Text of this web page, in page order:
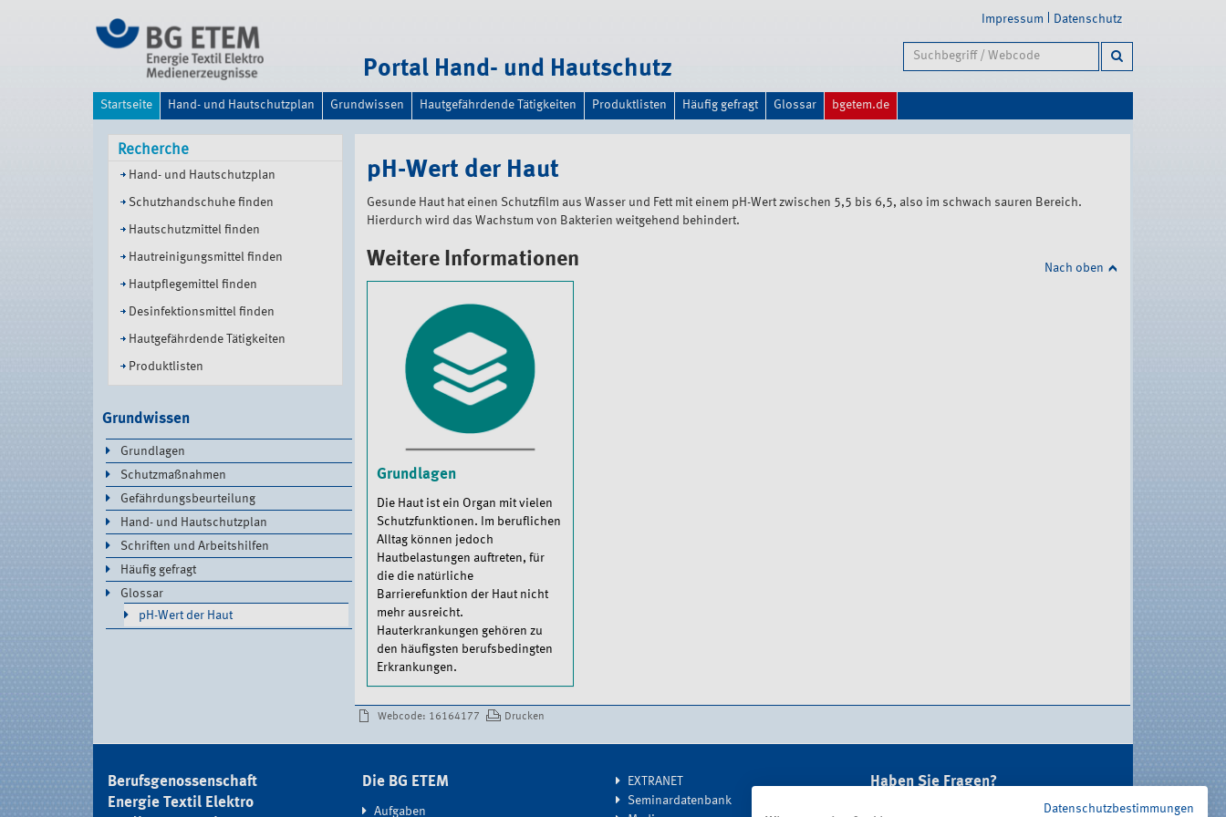
Portal Hand- und Hautschutz
Impressum Datenschutz
Startseite Hand- und Hautschutzplan Grundwissen Hautgefährdende Tätigkeiten Produktlisten Häufig gefragt Glossar bgetem.de
pH-Wert der Haut
Gesunde Haut hat einen Schutzfilm aus Wasser und Fett mit einem pH-Wert zwischen 5,5 bis 6,5, also im schwach sauren Bereich.
Hierdurch wird das Wachstum von Bakterien weitgehend behindert.
Nach oben
Weitere Informationen
Grundlagen
Die Haut ist ein Organ mit vielen
Schutzfunktionen. Im beruflichen
Alltag können jedoch
Hautbelastungen auftreten, für
die die natürliche
Barrierefunktion der Haut nicht
mehr ausreicht.
Hauterkrankungen gehören zu
den häufigsten berufsbedingten
Erkrankungen.
Recherche
Hand- und Hautschutzplan
Schutzhandschuhe finden
Hautschutzmittel finden
Hautreinigungsmittel finden
Hautpflegemittel finden
Desinfektionsmittel finden
Hautgefährdende Tätigkeiten
Produktlisten
Grundwissen
Grundlagen
Schutzmaßnahmen
Gefährdungsbeurteilung
Hand- und Hautschutzplan
Schriften und Arbeitshilfen
Häufig gefragt
Glossar
pH-Wert der Haut
Document
Actions
Webcode: 16164177 Drucken
Berufsgenossenschaft
Energie Textil Elektro
Die BG ETEM
Aufgaben
EXTRANET
Seminardatenbank
Haben Sie Fragen?
Unter 0221 3778-0 erreichen Sie unsDatenschutzbestimmungen